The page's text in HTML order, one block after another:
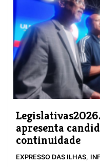
apresenta
continuidade
EXPRESSO DAS ILHAS,